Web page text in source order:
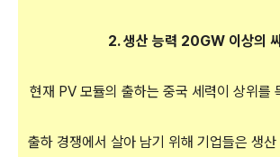
2. 생산 능력 20GW 이상의
현재 PV 모듈의 출하는 중국 세력이 상위를
출하 경쟁에서 살아 남기 위해 기업들은 생